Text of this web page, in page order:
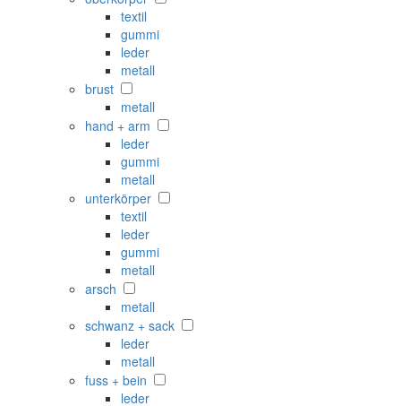
textil
gummi
leder
metall
brust
metall
hand + arm
leder
gummi
metall
unterkörper
textil
leder
gummi
metall
arsch
metall
schwanz + sack
leder
metall
fuss + bein
leder